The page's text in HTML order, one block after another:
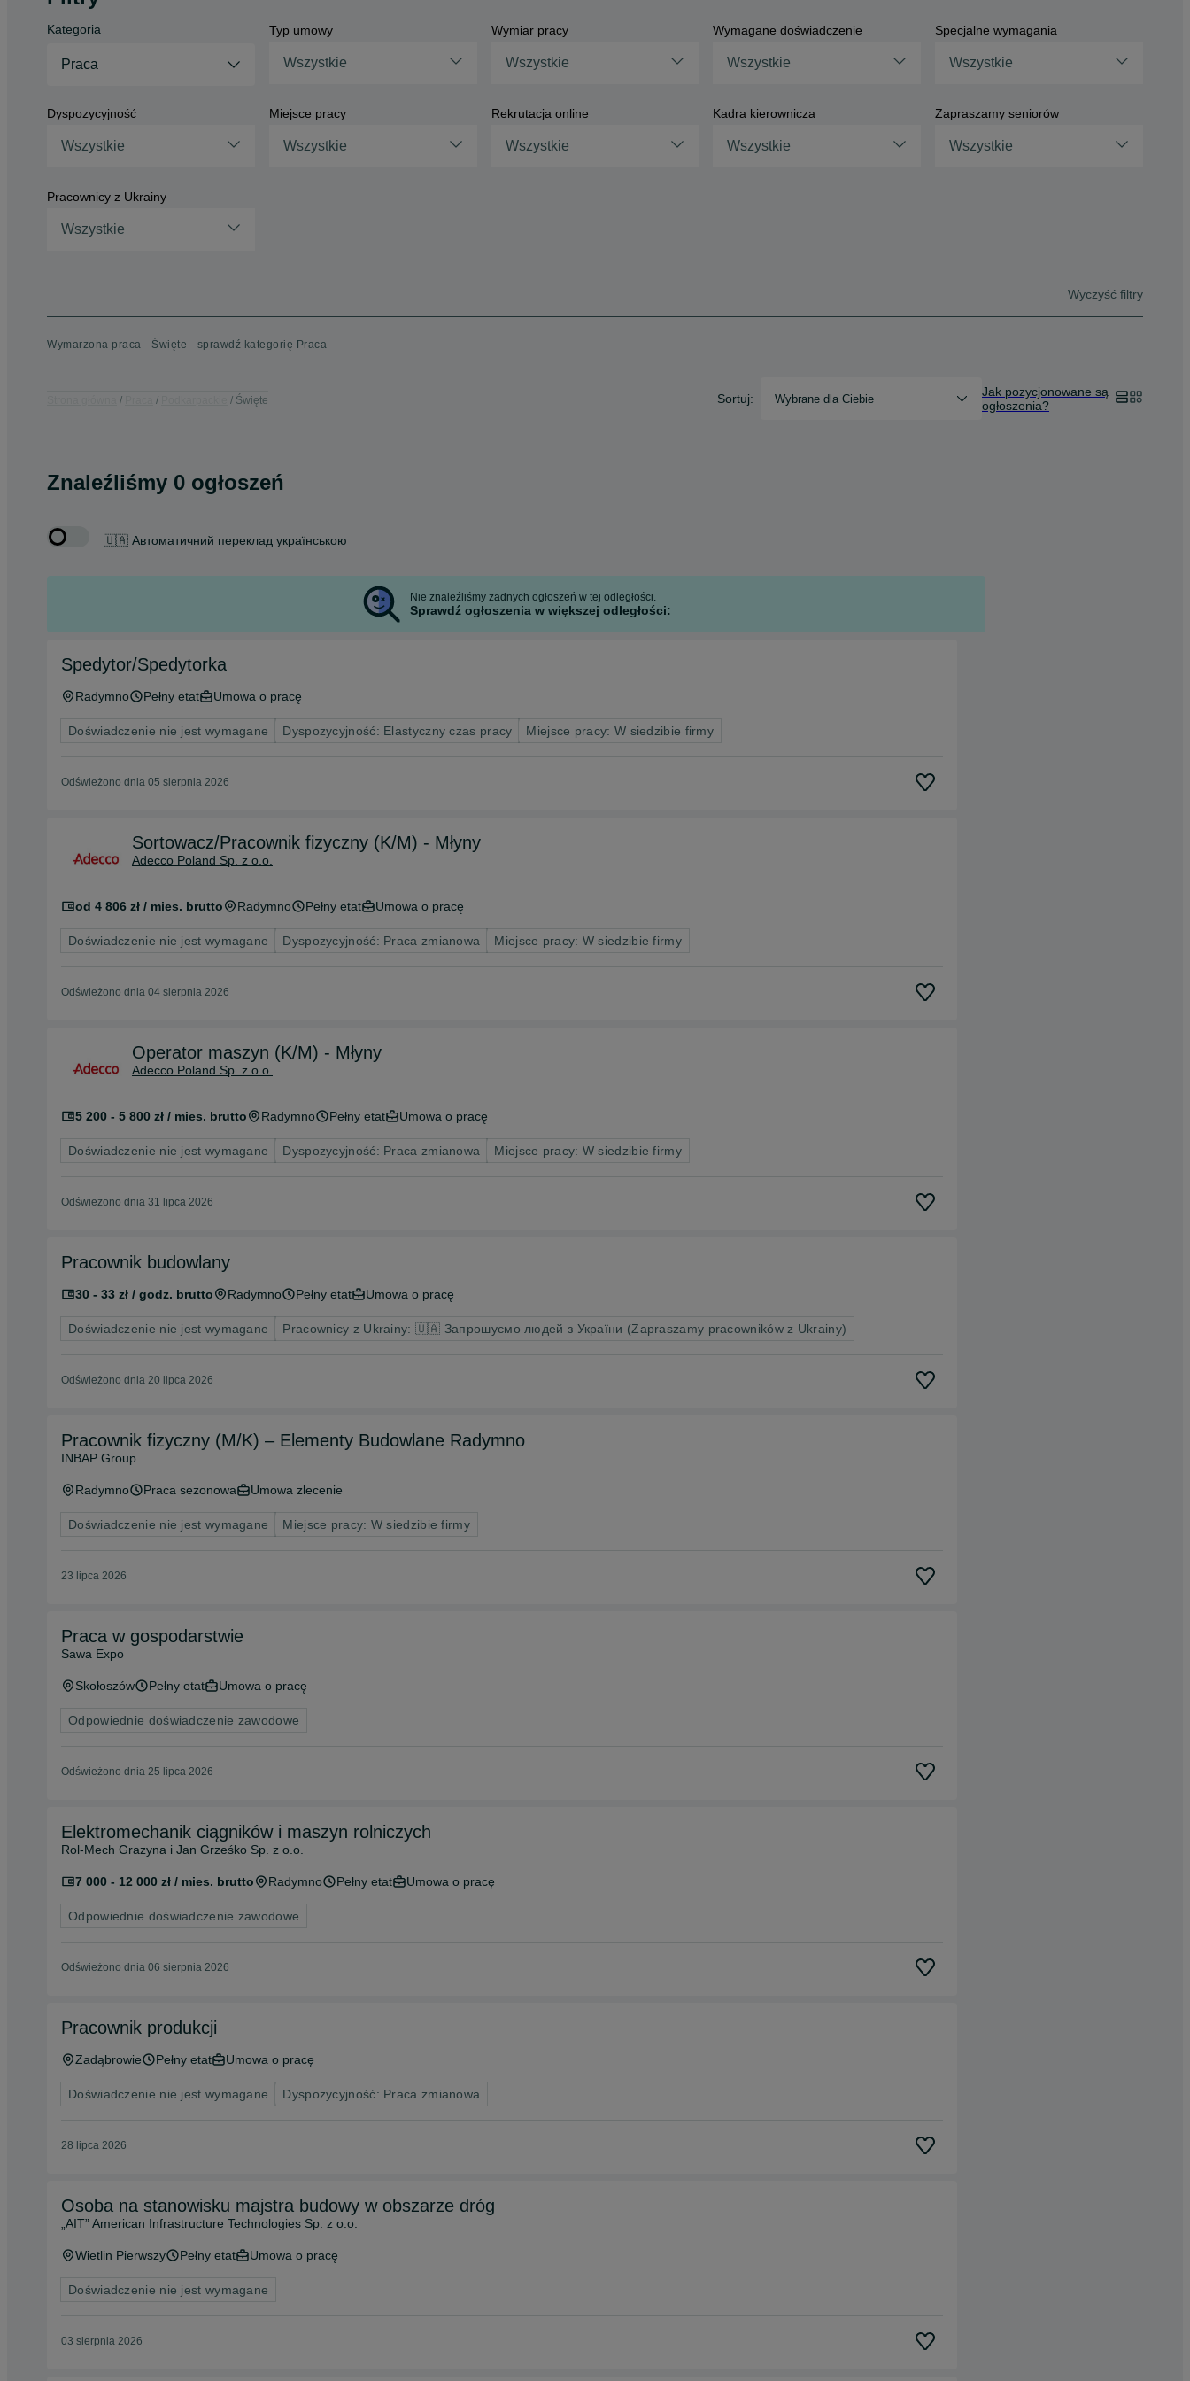
Kategoria
Praca
Typ umowy
Wszystkie
Wymiar pracy
Wszystkie
Wymagane doświadczenie
Wszystkie
Specjalne wymagania
Wszystkie
Dyspozycyjność
Wszystkie
Miejsce pracy
Wszystkie
Rekrutacja online
Wszystkie
Kadra kierownicza
Wszystkie
Zapraszamy seniorów
Wszystkie
Pracownicy z Ukrainy
Wszystkie
Wyczyść filtry
Wymarzona praca - Święte - sprawdź kategorię Praca
Święte Sortuj: Wybrane dla Ciebie
Jak pozycjonowane są
ogłoszenia?
Znaleźliśmy 0 ogłoszeń
🇺🇦 Автоматичний переклад українською
Nie znaleźliśmy żadnych ogłoszeń w tej odległości.
Sprawdź ogłoszenia w większej odległości:
Spedytor/Spedytorka
Radymno Pełny etat Umowa o pracę
Doświadczenie nie jest wymagane Dyspozycyjność: Elastyczny czas pracy Miejsce pracy: W siedzibie firmy
Odświeżono dnia 05 sierpnia 2026
Sortowacz/Pracownik fizyczny (K/M) - Młyny
Adecco Poland Sp. z o.o.
od 4 806 zł / mies. brutto Radymno Pełny etat Umowa o pracę
Doświadczenie nie jest wymagane Dyspozycyjność: Praca zmianowa Miejsce pracy: W siedzibie firmy
Odświeżono dnia 04 sierpnia 2026
Operator maszyn (K/M) - Młyny
Adecco Poland Sp. z o.o.
5 200 - 5 800 zł / mies. brutto Radymno Pełny etat Umowa o pracę
Doświadczenie nie jest wymagane Dyspozycyjność: Praca zmianowa Miejsce pracy: W siedzibie firmy
Odświeżono dnia 31 lipca 2026
Pracownik budowlany
30 - 33 zł / godz. brutto Radymno Pełny etat Umowa o pracę
Doświadczenie nie jest wymagane Pracownicy z Ukrainy: 🇺🇦 Запрошуємо людей з України (Zapraszamy pracowników z Ukrainy)
Odświeżono dnia 20 lipca 2026
Pracownik fizyczny (M/K) – Elementy Budowlane Radymno
INBAP Group
Radymno Praca sezonowa Umowa zlecenie
Doświadczenie nie jest wymagane Miejsce pracy: W siedzibie firmy
23 lipca 2026
Praca w gospodarstwie
Sawa Expo
Skołoszów Pełny etat Umowa o pracę
Odpowiednie doświadczenie zawodowe
Odświeżono dnia 25 lipca 2026
Elektromechanik ciągników i maszyn rolniczych
Rol-Mech Grazyna i Jan Grześko Sp. z o.o.
7 000 - 12 000 zł / mies. brutto Radymno Pełny etat Umowa o pracę
Odpowiednie doświadczenie zawodowe
Odświeżono dnia 06 sierpnia 2026
Pracownik produkcji
Zadąbrowie Pełny etat Umowa o pracę
Doświadczenie nie jest wymagane Dyspozycyjność: Praca zmianowa
28 lipca 2026
Osoba na stanowisku majstra budowy w obszarze dróg
„AIT” American Infrastructure Technologies Sp. z o.o.
Wietlin Pierwszy Pełny etat Umowa o pracę
Doświadczenie nie jest wymagane
03 sierpnia 2026